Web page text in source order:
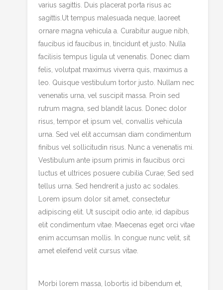
varius sagittis. Duis placerat porta risus ac
sagittis.Ut tempus malesuada neque, laoreet
ornare magna vehicula a. Curabitur augue nibh,
faucibus id faucibus in, tincidunt et justo. Nulla
facilisis tempus ligula ut venenatis. Donec diam
felis, volutpat maximus viverra quis, maximus a
leo. Quisque vestibulum tortor justo. Nullam nec
venenatis urna, vel suscipit massa. Proin sed
rutrum magna, sed blandit lacus. Donec dolor
risus, tempor et ipsum vel, convallis vehicula
urna. Sed vel elit accumsan diam condimentum
finibus vel sollicitudin risus. Nunc a venenatis mi.
Vestibulum ante ipsum primis in faucibus orci
luctus et ultrices posuere cubilia Curae; Sed sed
tellus urna. Sed hendrerit a justo ac sodales.
Lorem ipsum dolor sit amet, consectetur
adipiscing elit. Ut suscipit odio ante, id dapibus
elit condimentum vitae. Maecenas eget orci vitae
enim accumsan mollis. In congue nunc velit, sit
amet eleifend velit cursus vitae.
Morbi lorem massa, lobortis id bibendum et,